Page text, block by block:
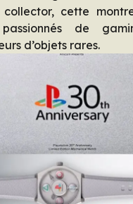
collector, cette
de
d’objets rares.